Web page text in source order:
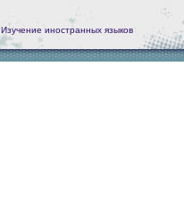
Изучение иностранных языков